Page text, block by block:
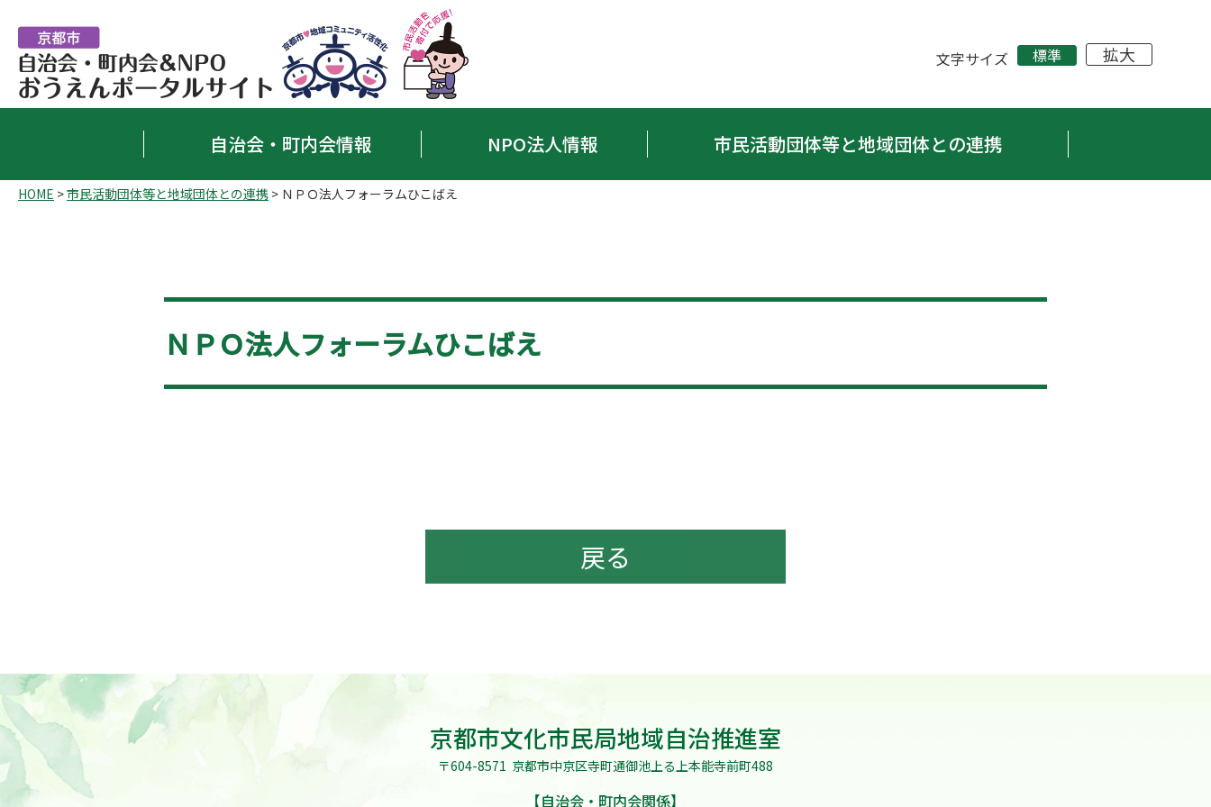
文字サイズ 標準 拡大
自治会・町内会情報 NPO法人情報 市民活動団体等と地域団体との連携
HOME >市民活動団体等と地域団体との連携 > ＮＰＯ法人フォーラムひこばえ
ＮＰＯ法人フォーラムひこばえ
戻る
京都市文化市民局地域自治推進室
〒604-8571 京都市中京区寺町通御池上る上本能寺前町488
【自治会・町内会関係】